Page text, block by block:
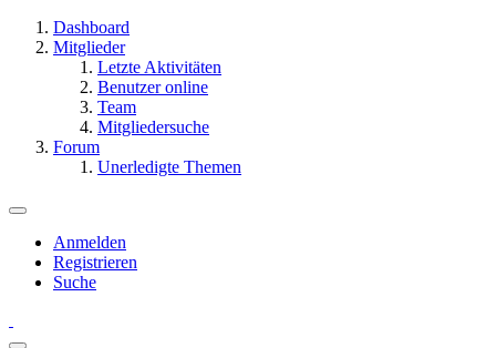
Dashboard
Mitglieder
Letzte Aktivitäten
Benutzer online
Team
Mitgliedersuche
Forum
Unerledigte Themen
Anmelden
Registrieren
Suche